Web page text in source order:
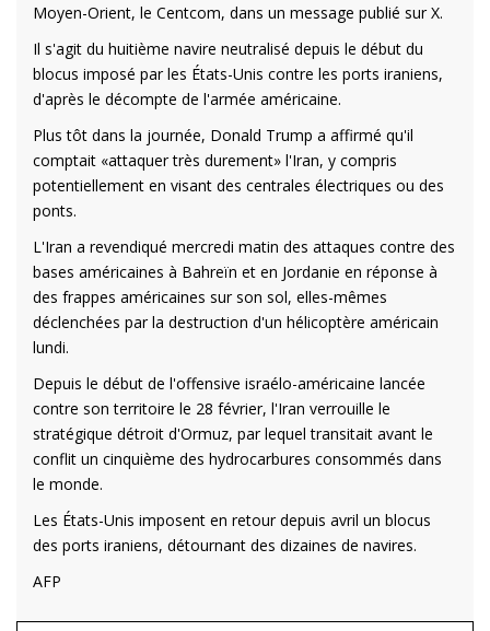
Moyen-Orient, le Centcom, dans un message publié sur X.
Il s'agit du huitième navire neutralisé depuis le début du
blocus imposé par les États-Unis contre les ports iraniens,
d'après le décompte de l'armée américaine.
Plus tôt dans la journée, Donald Trump a affirmé qu'il
comptait «attaquer très durement» l'Iran, y compris
potentiellement en visant des centrales électriques ou des
ponts.
L'Iran a revendiqué mercredi matin des attaques contre des
bases américaines à Bahreïn et en Jordanie en réponse à
des frappes américaines sur son sol, elles-mêmes
déclenchées par la destruction d'un hélicoptère américain
lundi.
Depuis le début de l'offensive israélo-américaine lancée
contre son territoire le 28 février, l'Iran verrouille le
stratégique détroit d'Ormuz, par lequel transitait avant le
conflit un cinquième des hydrocarbures consommés dans
le monde.
Les États-Unis imposent en retour depuis avril un blocus
des ports iraniens, détournant des dizaines de navires.
AFP